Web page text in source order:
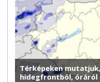
Térképeken
hidegfrontból, óráról